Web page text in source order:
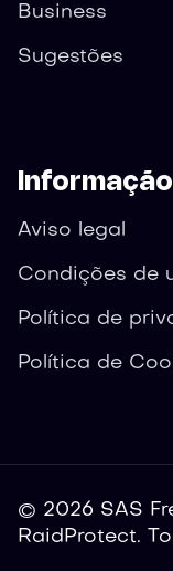
Business
Sugestões
Informação
Aviso legal
Condições de
Política de
Política de
© 2026 SAS
RaidProtect.